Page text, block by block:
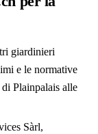
giardinieri
e le normative
Plainpalais alle
Sàrl,